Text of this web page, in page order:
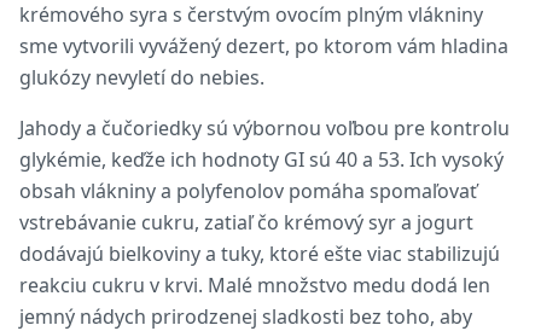
krémového syra s čerstvým ovocím plným vlákniny
sme vytvorili vyvážený dezert, po ktorom vám hladina
glukózy nevyletí do nebies.
Jahody a čučoriedky sú výbornou voľbou pre kontrolu
glykémie, keďže ich hodnoty GI sú 40 a 53. Ich vysoký
obsah vlákniny a polyfenolov pomáha spomaľovať
vstrebávanie cukru, zatiaľ čo krémový syr a jogurt
dodávajú bielkoviny a tuky, ktoré ešte viac stabilizujú
reakciu cukru v krvi. Malé množstvo medu dodá len
jemný nádych prirodzenej sladkosti bez toho, aby